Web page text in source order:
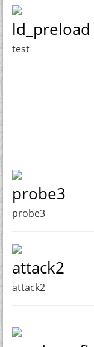
ld_preload
test
probe3
probe3
attack2
attack2